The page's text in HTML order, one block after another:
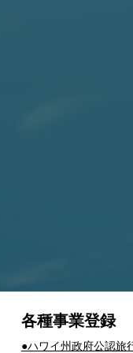
​各種事業登録
​●ハワイ州政府公認旅